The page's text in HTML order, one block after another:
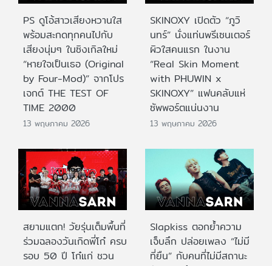
PS ดูโอ้สาวเสียงหวานใส
พร้อมสะกดทุกคนไปกับ
เสียงนุ่มๆ ในซิงเกิลใหม่
“หายใจเป็นเธอ (Original
by Four-Mod)” จากโปร
เจกต์ THE TEST OF
TIME 2000
13 พฤษภาคม 2026
SKINOXY เปิดตัว “ภูวิ
นทร์” นั่งแท่นพรีเซนเตอร์
ผิวใสคนแรก ในงาน
“Real Skin Moment
with PHUWIN x
SKINOXY” แฟนคลับแห่
ซัพพอร์ตแน่นงาน
13 พฤษภาคม 2026
สยามแตก! วัยรุ่นเต็มพื้นที่
ร่วมฉลองวันเกิดพี่โก๋ ครบ
รอบ 50 ปี โก๋แก่ ชวน
Slapkiss ตอกย้ำความ
เจ็บลึก ปล่อยเพลง “ไม่มี
ที่ยืน” กับคนที่ไม่มีสถานะ